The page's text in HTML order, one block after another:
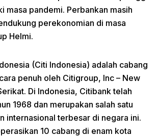
masa pandemi. Perbankan masih
perekonomian di masa
Helmi.
(Citi Indonesia) adalah cabang
penuh oleh Citigroup, Inc – New
Di Indonesia, Citibank telah
1968 dan merupakan salah satu
internasional terbesar di negara ini.
10 cabang di enam kota